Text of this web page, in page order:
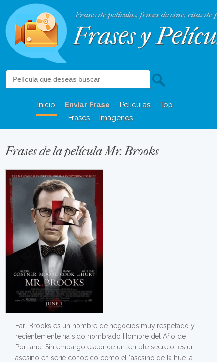
Frases de películas, frases de cine, citas de
Frases y
Inicio Enviar Frase Películas
Top
Frases
Imágenes
Frases de la película Mr. Brooks
Earl Brooks es un hombre de negocios muy respetado y
recientemente ha sido nombrado Hombre del Año de
Portland. Sin embargo esconde un terrible secreto: es un
asesino en serie conocido como el "asesino de la huella